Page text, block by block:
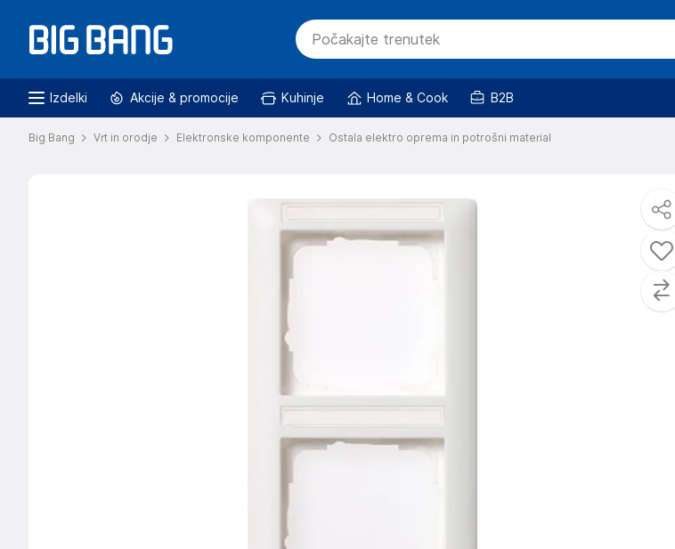
Izdelki Akcije & promocije Kuhinje Home & Cook B2B
Big Bang Vrt in orodje Elektronske komponente Ostala elektro oprema in potrošni material